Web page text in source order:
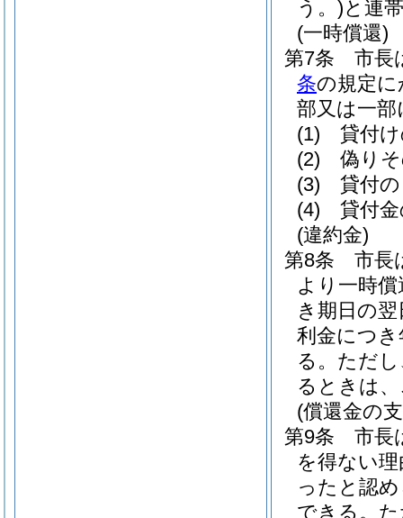
う。)と連
(一時償還)
第7条
市長
条の規定
部又は一
(1)
貸付
(2)
偽り
(3)
貸付
(4)
貸付
(違約金)
第8条
市長
より一時
き期日の
利金につ
る。 ただ
るときは
(償還金の
第9条
市長
を得ない
ったと認
できる。